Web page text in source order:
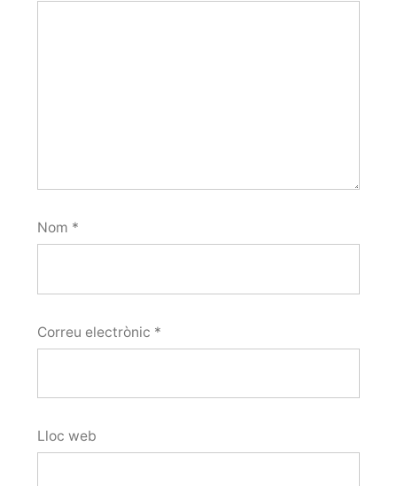
Nom *
Correu electrònic *
Lloc web